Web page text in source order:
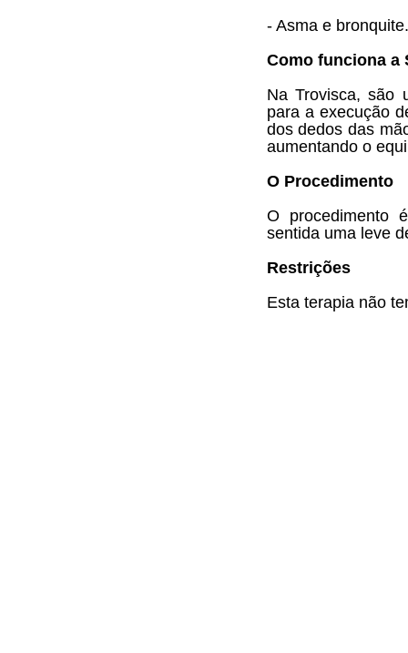
- Asma e bronquite.
Como funciona a
Na Trovisca, são
para a execução
dos dedos das
aumentando o
O Procedimento
O procedimento
sentida uma leve
Restrições
Esta terapia não